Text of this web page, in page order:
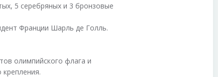
5 серебряных и 3 бронзовые
Франции Шарль де Голль.
олимпийского флага и
крепления.